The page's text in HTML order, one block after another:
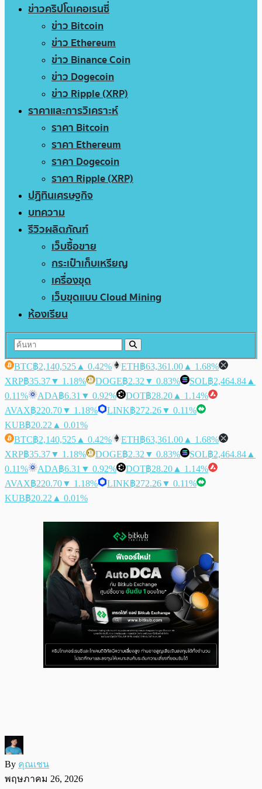
ข่าวคริปโตเคอเรนซี่
ข่าว Bitcoin
ข่าว Ethereum
ข่าว Binance Coin
ข่าว Dogecoin
ข่าว Ripple (XRP)
ราคาและการวิเคราะห์
ราคา Bitcoin
ราคา Ethereum
ราคา Dogecoin
ราคา Ripple (XRP)
ปฏิทินเศรษฐกิจ
บทความ
รีวิวผลิตภัณฑ์
เว็บซื้อขาย
กระเป๋าเก็บเหรียญ
เครื่องขุด
เว็บขุดแบบ Cloud Mining
ห้องเรียน
BTC฿2,140,525 ▲ 0.42% ETH฿63,361.00 ▲ 1.68%
XRP฿35.37▼ 1.18% DOGE฿2.32 ▼ 0.83% SOL฿2,464.84 ▲
0.11%
ADA฿6.31 ▼ 0.92% DOT฿28.20 ▲ 1.14%
AVAX฿220.70▼ 1.18% LINK฿272.26▼ 0.11%
KUB฿20.22 ▲ 0.01%
BTC฿2,140,525 ▲ 0.42% ETH฿63,361.00 ▲ 1.68%
XRP฿35.37▼ 1.18% DOGE฿2.32 ▼ 0.83% SOL฿2,464.84 ▲
0.11%
ADA฿6.31 ▼ 0.92% DOT฿28.20 ▲ 1.14%
AVAX฿220.70▼ 1.18% LINK฿272.26▼ 0.11%
KUB฿20.22 ▲ 0.01%
By คุณเชน
พฤษภาคม 26, 2026